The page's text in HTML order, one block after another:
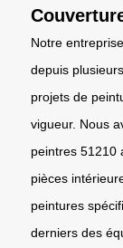
Notre
depuis
projets de
vigueur. Nous
peintres 51210
pièces
peintures
derniers des